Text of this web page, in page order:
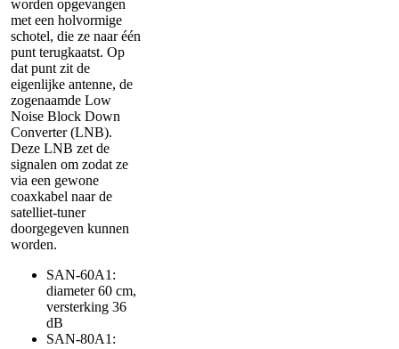
worden opgevangen
met een holvormige
schotel, die ze naar één
punt terugkaatst. Op
dat punt zit de
eigenlijke antenne, de
zogenaamde Low
Noise Block Down
Converter (LNB).
Deze LNB zet de
signalen om zodat ze
via een gewone
coaxkabel naar de
satelliet-tuner
doorgegeven kunnen
worden.
SAN-60A1:
diameter 60 cm,
versterking 36
dB
SAN-80A1: